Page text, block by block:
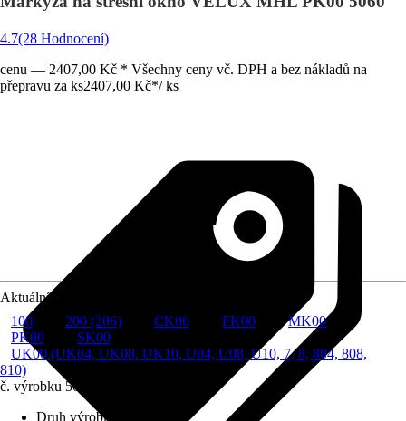
4.7(28 Hodnocení)
cenu — 2407,00 Kč * Všechny ceny vč. DPH a bez nákladů na
přepravu za ks2407,00 Kč*/ ks
Aktuální velikost okna
100
200 (206) CK00 FK00
MK00
PK00
SK00
UK00 (UK04, UK08, UK10, U04, U08, U10, 7, 8, 804, 808,
810)
č. výrobku 5085569
Druh výrobku